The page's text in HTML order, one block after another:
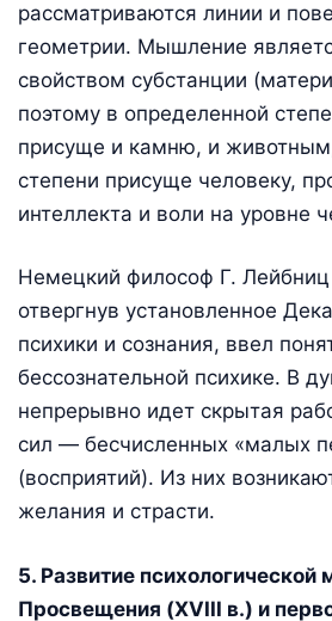
рассматриваются линии и
геометрии. Мышление
свойством субстанции
поэтому в определенной
присуще и камню, и
степени присуще человеку,
интеллекта и воли на уровне
Немецкий философ Г.
отвергнув установленное
психики и сознания, ввел
бессознательной психике. В
непрерывно идет скрытая
сил — бесчисленных «малых
(восприятий). Из них
желания и страсти.
5. Развитие психологической
Просвещения (XVIII в.) и